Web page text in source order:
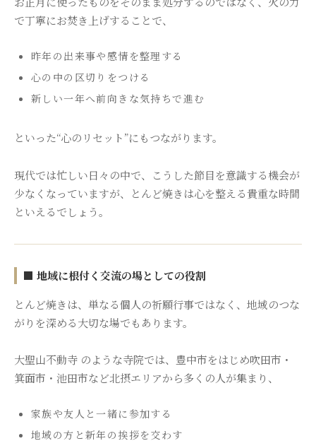
で丁寧にお焚き上げすることで、
昨年の出来事や感情を整理する
心の中の区切りをつける
新しい一年へ前向きな気持ちで進む
といった“心のリセット”にもつながります。
現代では忙しい日々の中で、こうした節目を意識する機会が
少なくなっていますが、とんど焼きは心を整える貴重な時間
といえるでしょう。
■ 地域に根付く交流の場としての役割
とんど焼きは、単なる個人の祈願行事ではなく、地域のつな
がりを深める大切な場でもあります。
大聖山不動寺 のような寺院では、豊中市をはじめ吹田市・
箕面市・池田市など北摂エリアから多くの人が集まり、
家族や友人と一緒に参加する
地域の方と新年の挨拶を交わす